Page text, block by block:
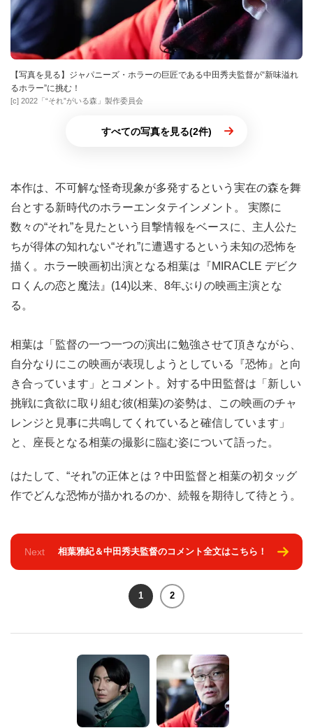
【写真を見る】ジャパニーズ・ホラーの巨匠である中田秀夫監督が“新味溢れ
るホラー”に挑む！
[c] 2022「“それ”がいる森」製作委員会
すべての写真を見る(2件)
本作は、不可解な怪奇現象が多発するという実在の森を舞
台とする新時代のホラーエンタテインメント。 実際に
数々の“それ”を見たという目撃情報をベースに、主人公た
ちが得体の知れない“それ”に遭遇するという未知の恐怖を
描く。ホラー映画初出演となる相葉は『MIRACLE デビク
ロくんの恋と魔法』(14)以来、8年ぶりの映画主演とな
る。
相葉は「監督の一つ一つの演出に勉強させて頂きながら、
自分なりにこの映画が表現しようとしている『恐怖』と向
き合っています」とコメント。対する中田監督は「新しい
挑戦に貪欲に取り組む彼(相葉)の姿勢は、この映画のチャ
レンジと見事に共鳴してくれていると確信しています」
と、座長となる相葉の撮影に臨む姿について語った。
はたして、“それ”の正体とは？中田監督と相葉の初タッグ
作でどんな恐怖が描かれるのか、続報を期待して待とう。
Next 相葉雅紀＆中田秀夫監督のコメント全文はこちら！
1 2